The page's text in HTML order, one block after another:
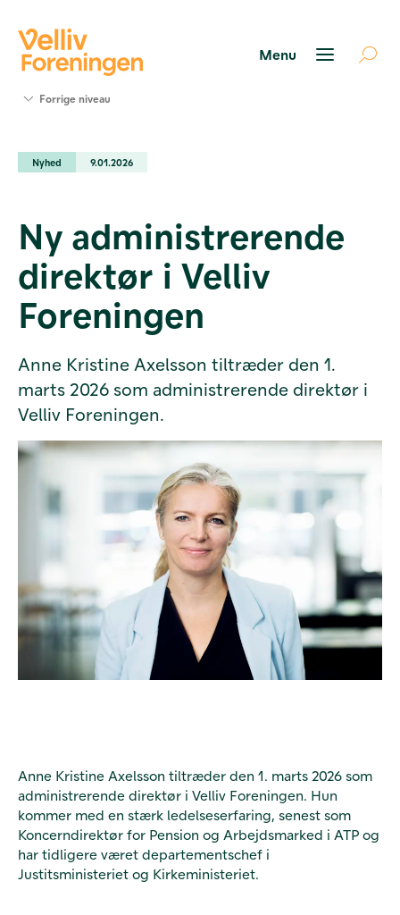
Værktøjer
Foreningen
Kontakt
os
Forrige niveau
Nyhed 9.01.2026
Ny administrerende
direktør i Velliv
Foreningen
Anne Kristine Axelsson tiltræder den 1.
marts 2026 som administrerende direktør i
Velliv Foreningen.
Anne Kristine Axelsson tiltræder den 1. marts 2026 som
administrerende direktør i Velliv Foreningen. Hun
kommer med en stærk ledelseserfaring, senest som
Koncerndirektør for Pension og Arbejdsmarked i ATP og
har tidligere været departementschef i
Justitsministeriet og Kirkeministeriet.